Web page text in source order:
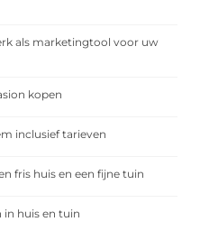
als marketingtool voor uw
kopen
inclusief tarieven
fris huis en een fijne tuin
in huis en tuin